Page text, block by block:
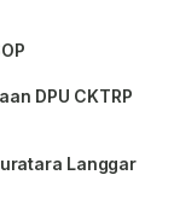
DPU CKTRP
Langgar